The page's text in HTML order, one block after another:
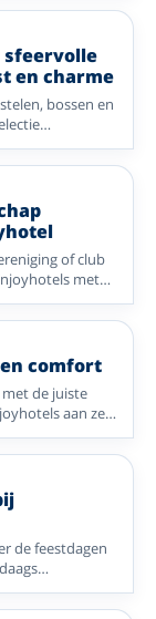
sfeervolle
en charme
bossen en
en sfeervolle
of club
met
en
comfort
de juiste
aan zee,
waar u
de feestdagen
en tijd voor